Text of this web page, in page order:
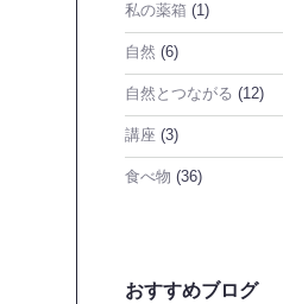
私の薬箱 (1)
自然 (6)
自然とつながる (12)
講座 (3)
食べ物 (36)
おすすめブログ